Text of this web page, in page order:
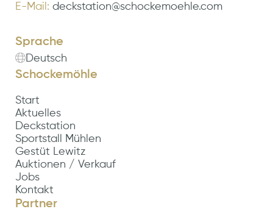
E-Mail: deckstation@schockemoehle.com
Sprache
Deutsch
Schockemöhle
Start
Aktuelles
Deckstation
Sportstall Mühlen
Gestüt Lewitz
Auktionen / Verkauf
Jobs
Kontakt
Partner